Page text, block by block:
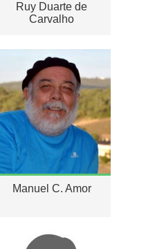
Ruy Duarte de
Carvalho
Manuel C. Amor